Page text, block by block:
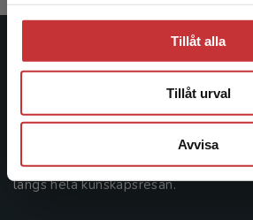
Tillåt alla
Tillåt urval
Avvisa
Studentlitteratur
Studentlitteratur grundades 1963
ledande utbildningsförlag. Med
facklitteratur, utbildningar och digitala
informationstjänster i utbudet, finns
längs hela kunskapsresan.